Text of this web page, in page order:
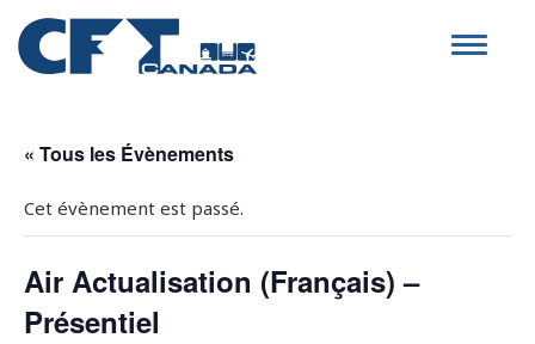
Toggle
« Tous les Évènements
Cet évènement est passé.
Air Actualisation (Français) –
Présentiel